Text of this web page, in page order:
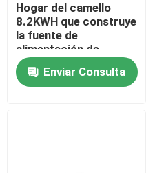
coche
Hogar del camello
8.2KWH que construye
la fuente de
alimentación de
energía solar de las
baterías Lifepo4 con
el inversor
Enviar Consulta